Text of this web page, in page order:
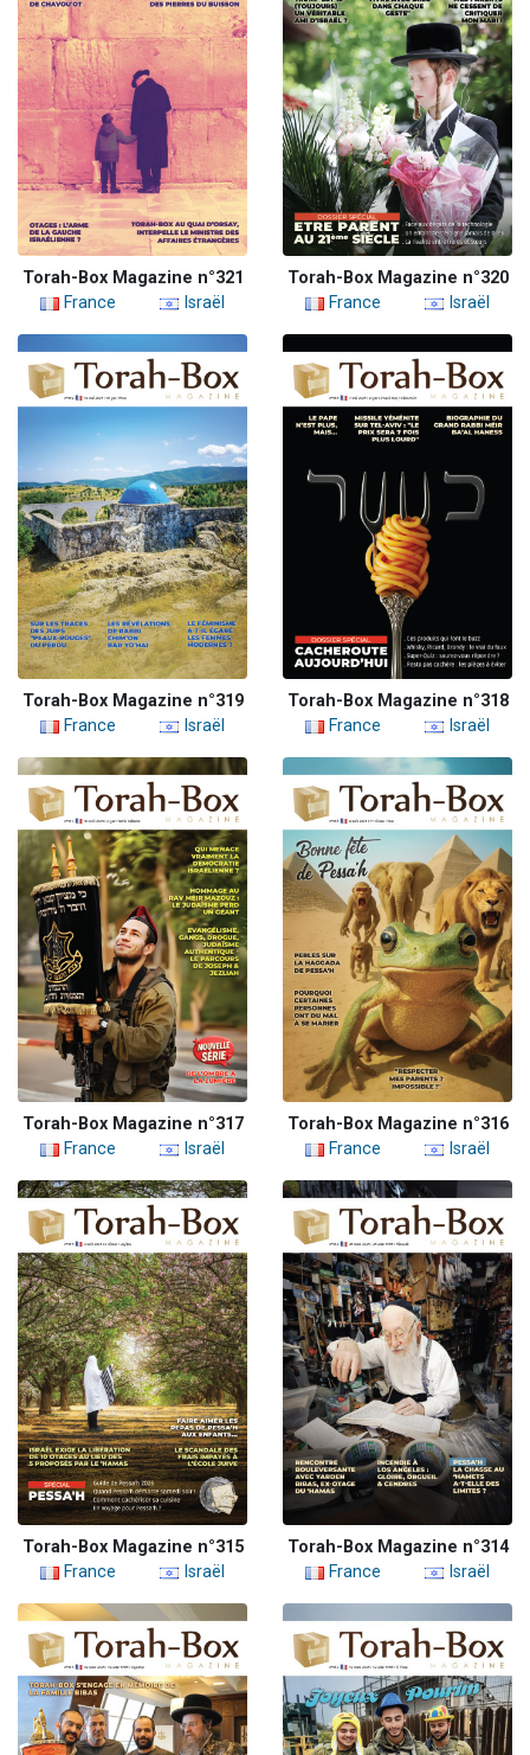
Torah-Box Magazine n°321
France
Israël
Torah-Box Magazine n°320
France
Israël
Torah-Box Magazine n°319
France
Israël
Torah-Box Magazine n°318
France
Israël
Torah-Box Magazine n°317
France
Israël
Torah-Box Magazine n°316
France
Israël
Torah-Box Magazine n°315
France
Israël
Torah-Box Magazine n°314
France
Israël